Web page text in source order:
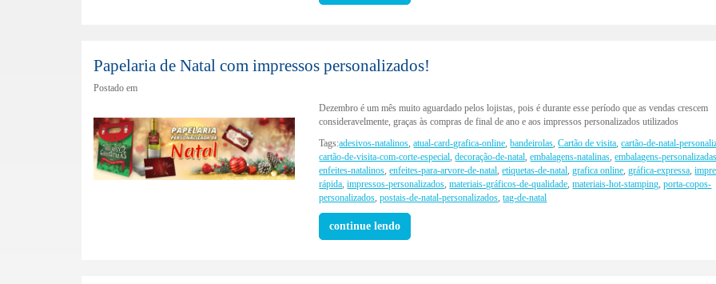
Papelaria de Natal com impressos personalizados!
Postado em
Dezembro é um mês muito aguardado pelos lojistas, pois é durante esse período que as vendas crescem
consideravelmente, graças às compras de final de ano e aos impressos personalizados utilizados
Tags:adesivos-natalinos,atual-card-grafica-online,bandeirolas,Cartão de visita,cartão-de-natal-
cartão-de-visita-com-corte-especial,decoração-de-natal,embalagens-natalinas,embalagens-
enfeites-natalinos,enfeites-para-arvore-de-natal,etiquetas-de-natal,grafica online,gráfica-expressa,
rápida,impressos-personalizados,materiais-gráficos-de-qualidade,materiais-hot-stamping,porta-copos-
personalizados,postais-de-natal-personalizados,tag-de-natal
continue lendo